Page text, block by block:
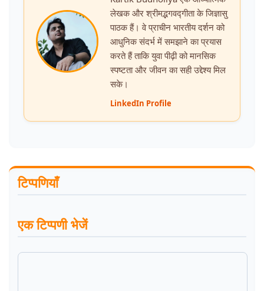
लेखक और श्रीमद्भगवद्गीता के जिज्ञासु
पाठक हैं। वे प्राचीन भारतीय दर्शन को
आधुनिक संदर्भ में समझाने का प्रयास
करते हैं ताकि युवा पीढ़ी को मानसिक
स्पष्टता और जीवन का सही उद्देश्य मिल
सके।
LinkedIn Profile
टिप्पणियाँ
एक टिप्पणी भेजें